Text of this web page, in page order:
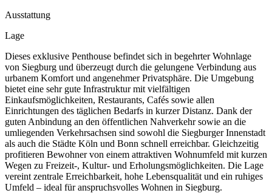
Ausstattung
Lage
Dieses exklusive Penthouse befindet sich in begehrter Wohnlage
von Siegburg und überzeugt durch die gelungene Verbindung aus
urbanem Komfort und angenehmer Privatsphäre. Die Umgebung
bietet eine sehr gute Infrastruktur mit vielfältigen
Einkaufsmöglichkeiten, Restaurants, Cafés sowie allen
Einrichtungen des täglichen Bedarfs in kurzer Distanz. Dank der
guten Anbindung an den öffentlichen Nahverkehr sowie an die
umliegenden Verkehrsachsen sind sowohl die Siegburger Innenstadt
als auch die Städte Köln und Bonn schnell erreichbar. Gleichzeitig
profitieren Bewohner von einem attraktiven Wohnumfeld mit kurzen
Wegen zu Freizeit-, Kultur- und Erholungsmöglichkeiten. Die Lage
vereint zentrale Erreichbarkeit, hohe Lebensqualität und ein ruhiges
Umfeld – ideal für anspruchsvolles Wohnen in Siegburg.